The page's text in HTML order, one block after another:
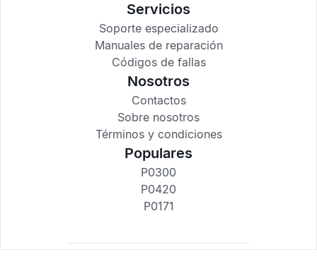
Servicios
Soporte especializado
Manuales de reparación
Códigos de fallas
Nosotros
Contactos
Sobre nosotros
Términos y condiciones
Populares
P0300
P0420
P0171